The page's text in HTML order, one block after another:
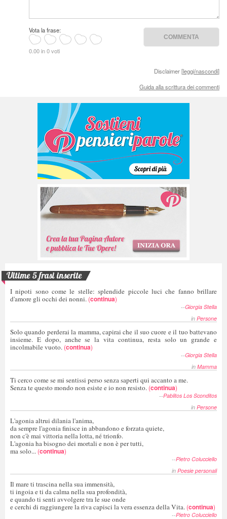
Vota la frase:
0.00 in 0 voti
Disclaimer [leggi/nascondi]
Guida alla scrittura dei commenti
Ultime 5 frasi inserite
I nipoti sono come le stelle: splendide piccole luci che fanno brillare
d'amore gli occhi dei nonni. (continua)
--Giorgia Stella
in Persone
Solo quando perderai la mamma, capirai che il suo cuore e il tuo battevano
insieme. E dopo, anche se la vita continua, resta solo un grande e
incolmabile vuoto. (continua)
--Giorgia Stella
in Mamma
Ti cerco come se mi sentissi perso senza saperti qui accanto a me.
Senza te questo mondo non esiste e io non resisto. (continua)
--Pablitos Los Sconditos
in Persone
L'agonia altrui dilania l'anima,
da sempre l'agonia finisce in abbandono e forzata quiete,
non c'è mai vittoria nella lotta, né trionfo.
L'agonia ha bisogno dei mortali e non è per tutti,
ma solo... (continua)
--Pietro Colucciello
in Poesie personali
Il mare ti trascina nella sua immensità,
ti ingoia e ti da calma nella sua profondità,
e quando ti senti avvolgere tra le sue onde
e cerchi di raggiungere la riva capisci la vera essenza della Vita. (continua)
--Pietro Colucciello